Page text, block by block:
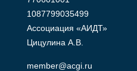
1087799035499
Ассоциация «АИДТ»
Цицулина А.В.
member@acgi.ru